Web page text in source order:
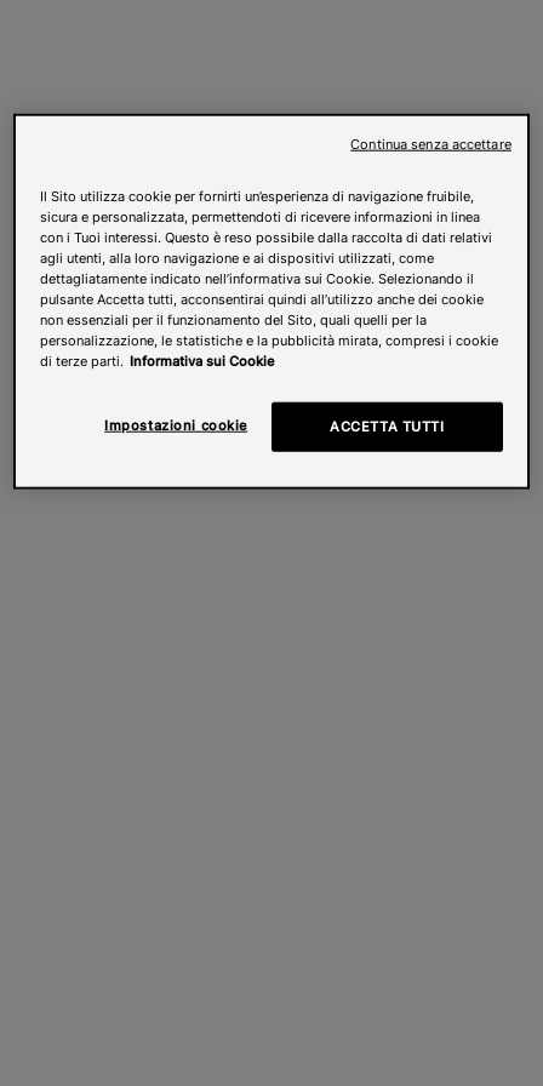
Il Sito utilizza cookie per fornirti un’esperienza di navigazione fruibile,
sicura e personalizzata, permettendoti di ricevere informazioni in linea
con i Tuoi interessi. Questo è reso possibile dalla raccolta di dati relativi
agli utenti, alla loro navigazione e ai dispositivi utilizzati, come
dettagliatamente indicato nell’informativa sui Cookie. Selezionando il
pulsante Accetta tutti, acconsentirai quindi all’utilizzo anche dei cookie
non essenziali per il funzionamento del Sito, quali quelli per la
personalizzazione, le statistiche e la pubblicità mirata, compresi i cookie
di terze parti. Informativa sui Cookie
Impostazioni cookie ACCETTA TUTTI
Continua senza accettare